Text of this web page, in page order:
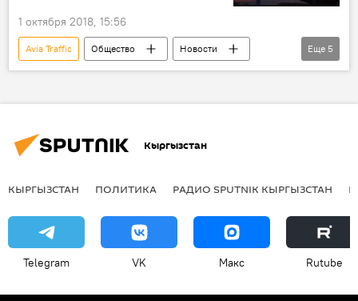
1 октября 2018, 15:56
Avia Traffic Общество
Новости
Кыргызстан
Алик Аскаров
Еще 5
Кыргызстан
КЫРГЫЗСТАН ПОЛИТИКА РАДИО SPUTNIK КЫРГЫЗСТАН
Telegram VK Макс Rutube